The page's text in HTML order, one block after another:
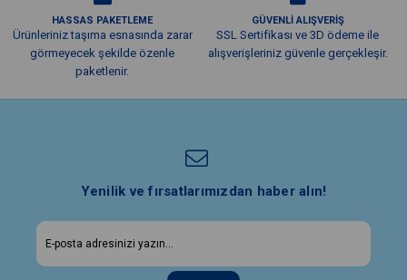
HASSAS PAKETLEME
Ürünleriniz taşıma esnasında zarar
görmeyecek şekilde özenle
paketlenir.
GÜVENLİ ALIŞVERİŞ
SSL Sertifikası ve 3D ödeme ile
alışverişleriniz güvenle gerçekleşir.
Yenilik ve fırsatlarımızdan haber alın!